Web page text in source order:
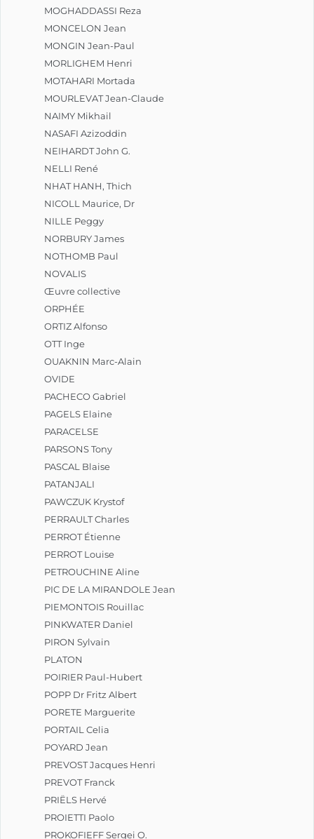
MOGHADDASSI Reza
MONCELON Jean
MONGIN Jean-Paul
MORLIGHEM Henri
MOTAHARI Mortada
MOURLEVAT Jean-Claude
NAIMY Mikhail
NASAFI Azizoddin
NEIHARDT John G.
NELLI René
NHAT HANH, Thich
NICOLL Maurice, Dr
NILLE Peggy
NORBURY James
NOTHOMB Paul
NOVALIS
Œuvre collective
ORPHÉE
ORTIZ Alfonso
OTT Inge
OUAKNIN Marc-Alain
OVIDE
PACHECO Gabriel
PAGELS Elaine
PARACELSE
PARSONS Tony
PASCAL Blaise
PATANJALI
PAWCZUK Krystof
PERRAULT Charles
PERROT Étienne
PERROT Louise
PETROUCHINE Aline
PIC DE LA MIRANDOLE Jean
PIEMONTOIS Rouillac
PINKWATER Daniel
PIRON Sylvain
PLATON
POIRIER Paul-Hubert
POPP Dr Fritz Albert
PORETE Marguerite
PORTAIL Celia
POYARD Jean
PREVOST Jacques Henri
PREVOT Franck
PRIËLS Hervé
PROIETTI Paolo
PROKOFIEFF Sergei O.